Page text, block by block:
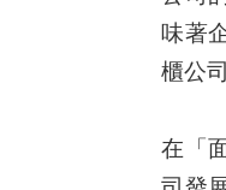
味著
櫃公
在「